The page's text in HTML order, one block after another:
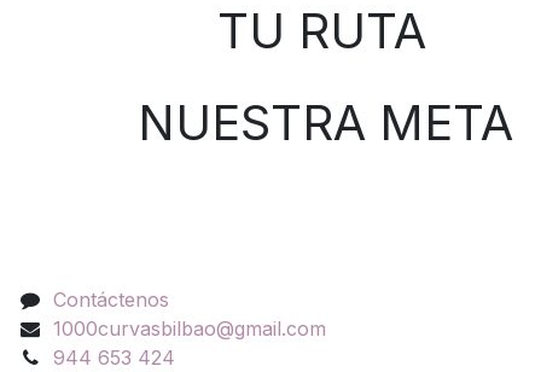
TU RUTA
NUESTRA META
Contáctenos
1000curvasbilbao@gmail.com
944 653 424